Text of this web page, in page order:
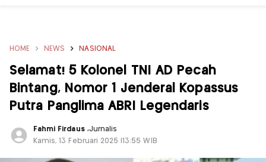
HOME NEWS NASIONAL
Selamat! 5 Kolonel TNI AD Pecah
Bintang, Nomor 1 Jenderal Kopassus
Putra Panglima ABRI Legendaris
Fahmi Firdaus ,Jurnalis
Kamis, 13 Februari 2025 |13:55 WIB